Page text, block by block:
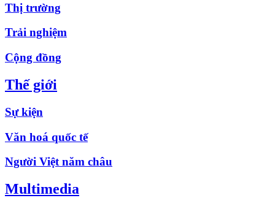
Thị trường
Trải nghiệm
Cộng đồng
Thế giới
Sự kiện
Văn hoá quốc tế
Người Việt năm châu
Multimedia